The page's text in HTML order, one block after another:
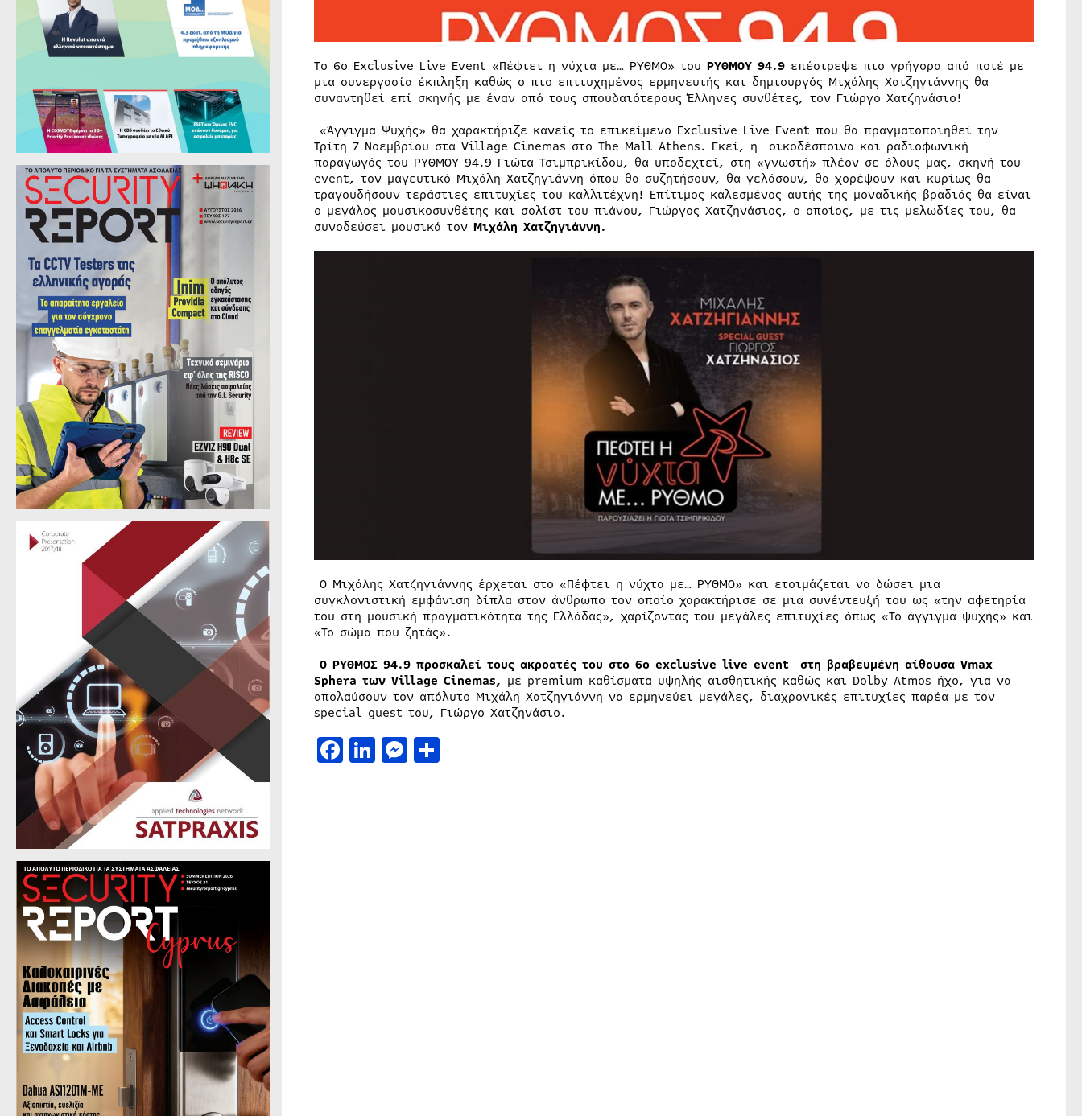
To 6o Exclusive Live Event «Πέφτει η νύχτα με… ΡΥΘΜΟ» του ΡΥΘΜΟΥ 94.9επέστρεψε πιο γρήγορα από ποτέ με
μια συνεργασία έκπληξη καθώς ο πιο επιτυχημένος ερμηνευτής και δημιουργός Μιχάλης Χατζηγιάννης θα
συναντηθεί επί σκηνής με έναν από τους σπουδαιότερους Έλληνες συνθέτες, τον Γιώργο Χατζηνάσιο!
«Άγγιγμα Ψυχής» θα χαρακτήριζε κανείς το επικείμενο Exclusive Live Event που θα πραγματοποιηθεί την
Τρίτη 7 Νοεμβρίου στα Village Cinemas στο The Mall Athens. Εκεί, η οικοδέσποινα και ραδιοφωνική
παραγωγός του ΡΥΘΜΟΥ 94.9 Γιώτα Τσιμπρικίδου, θα υποδεχτεί, στη «γνωστή» πλέον σε όλους μας, σκηνή του
event, τον μαγευτικό Μιχάλη Χατζηγιάννη όπου θα συζητήσουν, θα γελάσουν, θα χορέψουν και κυρίως θα
τραγουδήσουν τεράστιες επιτυχίες του καλλιτέχνη! Επίτιμος καλεσμένος αυτής της μοναδικής βραδιάς θα είναι
ο μεγάλος μουσικοσυνθέτης και σολίστ του πιάνου, Γιώργος Χατζηνάσιος, ο οποίος, με τις μελωδίες του, θα
συνοδεύσει μουσικά τον Μιχάλη Χατζηγιάννη.
Ο Μιχάλης Χατζηγιάννης έρχεται στο «Πέφτει η νύχτα με… ΡΥΘΜΟ» και ετοιμάζεται να δώσει μια
συγκλονιστική εμφάνιση δίπλα στον άνθρωπο τον οποίο χαρακτήρισε σε μια συνέντευξή του ως «την αφετηρία
του στη μουσική πραγματικότητα της Ελλάδας», χαρίζοντας του μεγάλες επιτυχίες όπως «Το άγγιγμα ψυχής» και
«Το σώμα που ζητάς».
Ο ΡΥΘΜΟΣ 94.9 προσκαλεί τους ακροατές του στο 6ο exclusive live event στη βραβευμένη αίθουσα Vmax
Sphera των Village Cinemas, με premium καθίσματα υψηλής αισθητικής καθώς και Dolby Atmos ήχο, για να
απολαύσουν τον απόλυτο Μιχάλη Χατζηγιάννη να ερμηνεύει μεγάλες, διαχρονικές επιτυχίες παρέα με τον
special guest του, Γιώργο Χατζηνάσιο.
Facebook
LinkedIn
Messenger
Μοιραστείτε